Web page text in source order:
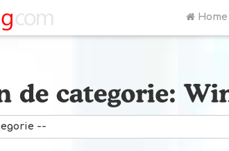
Home
--